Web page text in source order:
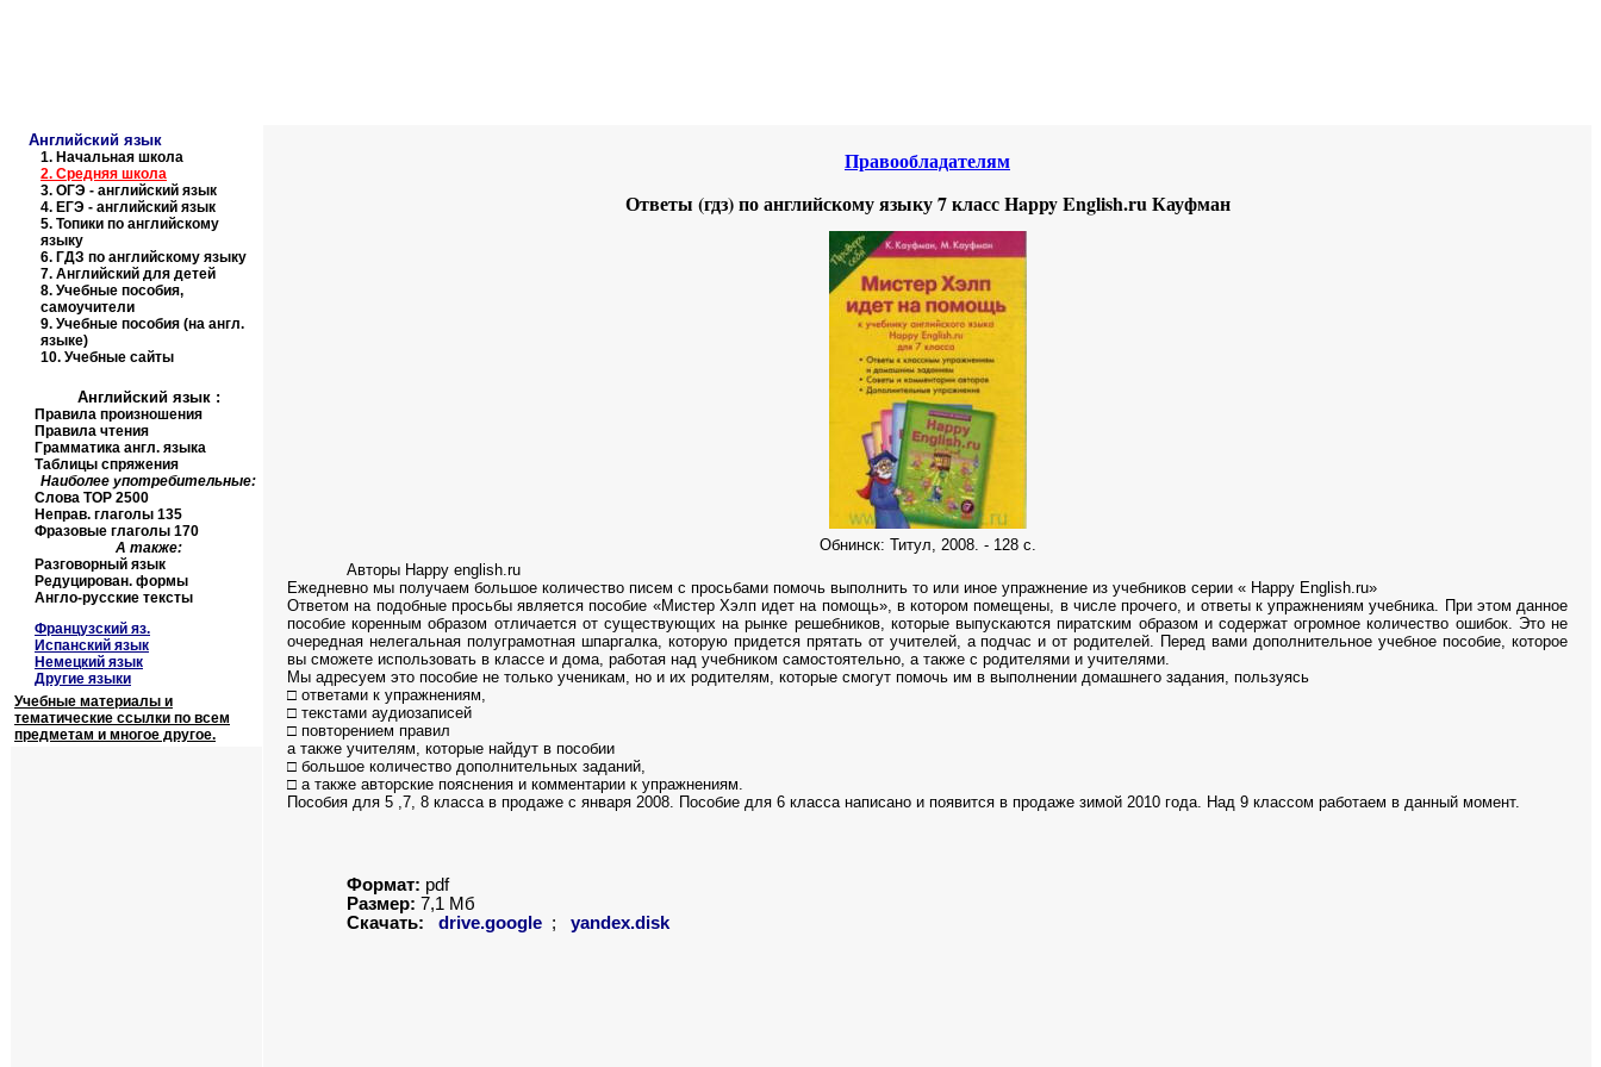
Английский язык
1. Начальная школа
2. Средняя школа
3. ОГЭ - английский язык
4. ЕГЭ - английский язык
5. Топики по английскому
языку
6. ГДЗ по английскому языку
7. Английский для детей
8. Учебные пособия,
самоучители
9. Учебные пособия (на англ.
языке)
10. Учебные сайты
Правообладателям
Ответы (гдз) по английскому языку 7 класс Happy English.ru Кауфман
Обнинск: Титул, 2008. - 128 с.
Авторы Happy english.ru
Ежедневно мы получаем большое количество писем с просьбами помочь выполнить то или иное упражнение из учебников серии « Happy English.ru»
Ответом на подобные просьбы является пособие «Мистер Хэлп идет на помощь», в котором помещены, в числе прочего, и ответы к упражнениям учебника. При этом данное
пособие коренным образом отличается от существующих на рынке решебников, которые выпускаются пиратским образом и содержат огромное количество ошибок. Это не
очередная нелегальная полуграмотная шпаргалка, которую придется прятать от учителей, а подчас и от родителей. Перед вами дополнительное учебное пособие, которое
вы сможете использовать в классе и дома, работая над учебником самостоятельно, а также с родителями и учителями.
Мы адресуем это пособие не только ученикам, но и их родителям, которые смогут помочь им в выполнении домашнего задания, пользуясь
□ ответами к упражнениям,
□ текстами аудиозаписей
□ повторением правил
а также учителям, которые найдут в пособии
□ большое количество дополнительных заданий,
□ а также авторские пояснения и комментарии к упражнениям.
Пособия для 5 ,7, 8 класса в продаже с января 2008. Пособие для 6 класса написано и появится в продаже зимой 2010 года. Над 9 классом работаем в данный момент.
Формат: pdf
Размер: 7,1 Мб
Скачать:
drive.google ; yandex.disk
Английский язык:
Правила произношения
Правила чтения
Грамматика англ. языка
Таблицы спряжения
Наиболее употребительные:
Слова TOP 2500
Неправ. глаголы 135
Фразовые глаголы 170
А также:
Разговорный язык
Редуцирован. формы
Англо-русские тексты
Французский яз.
Испанский язык
Немецкий язык
Другие языки
Учебные материалы и
тематические ссылки по всем
предметам и многое другое.